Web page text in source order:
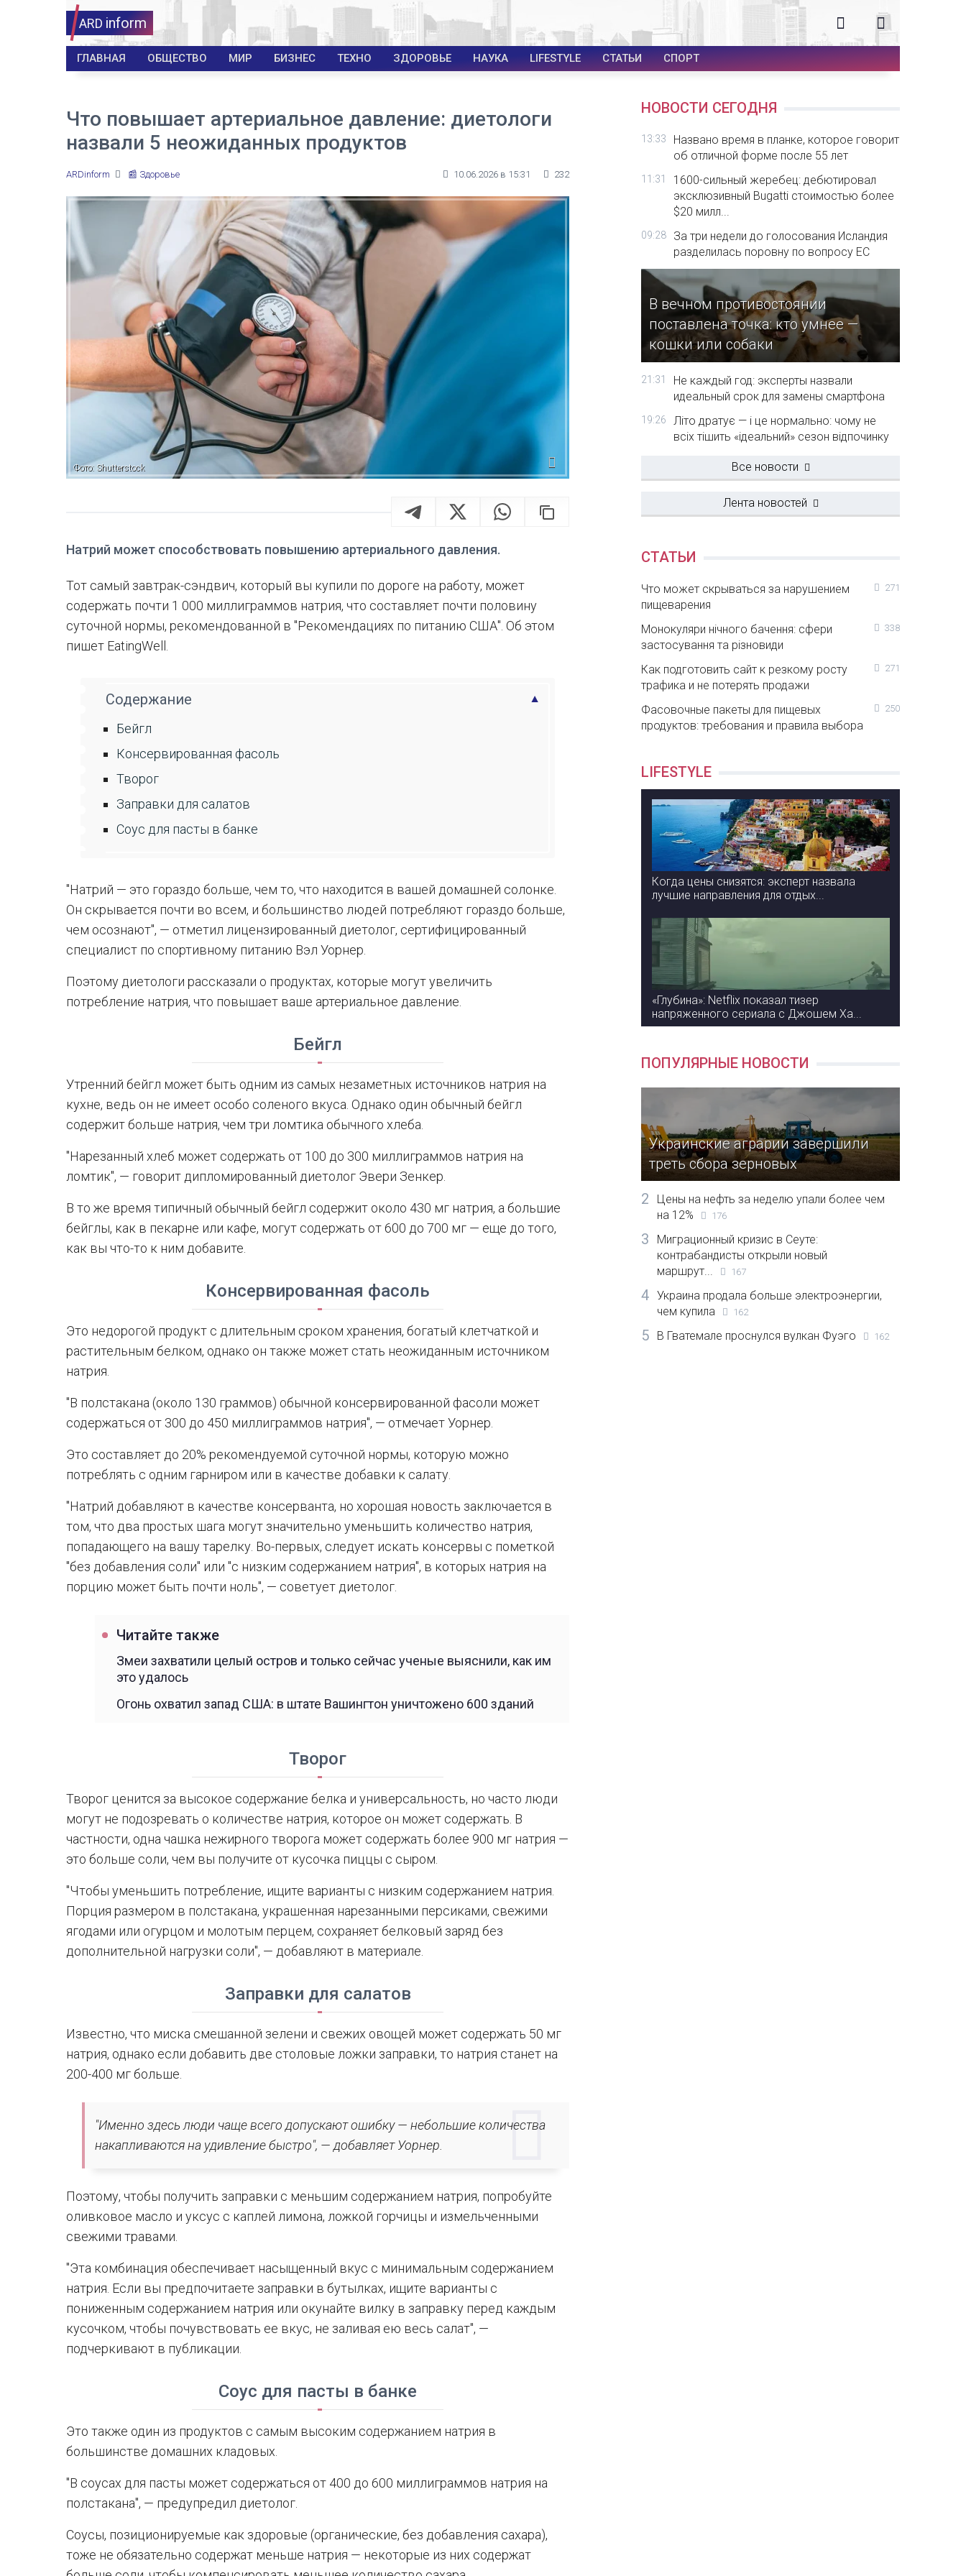
ARD inform
ГЛАВНАЯ ОБЩЕСТВО МИР БИЗНЕС ТЕХНО ЗДОРОВЬЕ НАУКА LIFESTYLE СТАТЬИ СПОРТ
Что повышает артериальное давление: диетологи
назвали 5 неожиданных продуктов
ARDinform 📰 Здоровье 10.06.2026 в 15:31 232
Фото: Shutterstock
Натрий может способствовать повышению артериального давления.
Тот самый завтрак-сэндвич, который вы купили по дороге на работу, может
содержать почти 1 000 миллиграммов натрия, что составляет почти половину
суточной нормы, рекомендованной в "Рекомендациях по питанию США". Об этом
пишет EatingWell.
Содержание
Бейгл
Консервированная фасоль
Творог
Заправки для салатов
Соус для пасты в банке
"Натрий — это гораздо больше, чем то, что находится в вашей домашней солонке.
Он скрывается почти во всем, и большинство людей потребляют гораздо больше,
чем осознают", — отметил лицензированный диетолог, сертифицированный
специалист по спортивному питанию Вэл Уорнер.
Поэтому диетологи рассказали о продуктах, которые могут увеличить
потребление натрия, что повышает ваше артериальное давление.
Бейгл
Утренний бейгл может быть одним из самых незаметных источников натрия на
кухне, ведь он не имеет особо соленого вкуса. Однако один обычный бейгл
содержит больше натрия, чем три ломтика обычного хлеба.
"Нарезанный хлеб может содержать от 100 до 300 миллиграммов натрия на
ломтик", — говорит дипломированный диетолог Эвери Зенкер.
В то же время типичный обычный бейгл содержит около 430 мг натрия, а большие
бейглы, как в пекарне или кафе, могут содержать от 600 до 700 мг — еще до того,
как вы что-то к ним добавите.
Консервированная фасоль
Это недорогой продукт с длительным сроком хранения, богатый клетчаткой и
растительным белком, однако он также может стать неожиданным источником
натрия.
"В полстакана (около 130 граммов) обычной консервированной фасоли может
содержаться от 300 до 450 миллиграммов натрия", — отмечает Уорнер.
Это составляет до 20% рекомендуемой суточной нормы, которую можно
потреблять с одним гарниром или в качестве добавки к салату.
"Натрий добавляют в качестве консерванта, но хорошая новость заключается в
том, что два простых шага могут значительно уменьшить количество натрия,
попадающего на вашу тарелку. Во-первых, следует искать консервы с пометкой
"без добавления соли" или "с низким содержанием натрия", в которых натрия на
порцию может быть почти ноль", — советует диетолог.
Читайте также
Змеи захватили целый остров и только сейчас ученые выяснили, как им
это удалось
Огонь охватил запад США: в штате Вашингтон уничтожено 600 зданий
Творог
Творог ценится за высокое содержание белка и универсальность, но часто люди
могут не подозревать о количестве натрия, которое он может содержать. В
частности, одна чашка нежирного творога может содержать более 900 мг натрия —
это больше соли, чем вы получите от кусочка пиццы с сыром.
"Чтобы уменьшить потребление, ищите варианты с низким содержанием натрия.
Порция размером в полстакана, украшенная нарезанными персиками, свежими
ягодами или огурцом и молотым перцем, сохраняет белковый заряд без
дополнительной нагрузки соли", — добавляют в материале.
Заправки для салатов
Известно, что миска смешанной зелени и свежих овощей может содержать 50 мг
натрия, однако если добавить две столовые ложки заправки, то натрия станет на
200-400 мг больше.
"Именно здесь люди чаще всего допускают ошибку — небольшие количества
накапливаются на удивление быстро", — добавляет Уорнер.
Поэтому, чтобы получить заправки с меньшим содержанием натрия, попробуйте
оливковое масло и уксус с каплей лимона, ложкой горчицы и измельченными
свежими травами.
"Эта комбинация обеспечивает насыщенный вкус с минимальным содержанием
натрия. Если вы предпочитаете заправки в бутылках, ищите варианты с
пониженным содержанием натрия или окунайте вилку в заправку перед каждым
кусочком, чтобы почувствовать ее вкус, не заливая ею весь салат", —
подчеркивают в публикации.
Соус для пасты в банке
Это также один из продуктов с самым высоким содержанием натрия в
большинстве домашних кладовых.
"В соусах для пасты может содержаться от 400 до 600 миллиграммов натрия на
полстакана", — предупредил диетолог.
Соусы, позиционируемые как здоровые (органические, без добавления сахара),
тоже не обязательно содержат меньше натрия — некоторые из них содержат
НОВОСТИ СЕГОДНЯ
13:33
Названо время в планке, которое говорит
об отличной форме после 55 лет
11:31
1600-сильный жеребец: дебютировал
эксклюзивный Bugatti стоимостью более
$20 милл...
09:28
За три недели до голосования Исландия
разделилась поровну по вопросу ЕС
В вечном противостоянии
поставлена точка: кто умнее —
кошки или собаки
21:31
Не каждый год: эксперты назвали
идеальный срок для замены смартфона
19:26
Літо дратує — і це нормально: чому не
всіх тішить «ідеальний» сезон відпочинку
Все новости
Лента новостей
СТАТЬИ
Что может скрываться за нарушением
пищеварения
271
Монокуляри нічного бачення: сфери
застосування та різновиди
338
Как подготовить сайт к резкому росту
трафика и не потерять продажи
271
Фасовочные пакеты для пищевых
продуктов: требования и правила выбора
250
LIFESTYLE
Когда цены снизятся: эксперт назвала
лучшие направления для отдых...
«Глубина»: Netflix показал тизер
напряженного сериала с Джошем Ха...
ПОПУЛЯРНЫЕ НОВОСТИ
Украинские аграрии завершили
треть сбора зерновых
2
Цены на нефть за неделю упали более чем
на 12%
176
3
Миграционный кризис в Сеуте:
контрабандисты открыли новый
маршрут...
167
4
Украина продала больше электроэнергии,
чем купила
162
5 В Гватемале проснулся вулкан Фуэго 162